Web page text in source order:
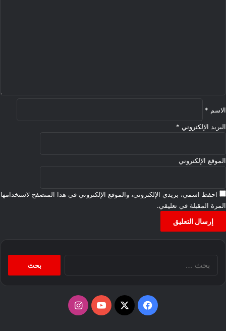
الاسم *
البريد الإلكتروني *
الموقع الإلكتروني
احفظ اسمي، بريدي الإلكتروني، والموقع الإلكتروني في هذا المتصفح لاستخدامها
المرة المقبلة في تعليقي.
فيسبوك
‫X
‫YouTubeانستقرام